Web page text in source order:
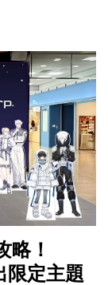
略！
限定主題